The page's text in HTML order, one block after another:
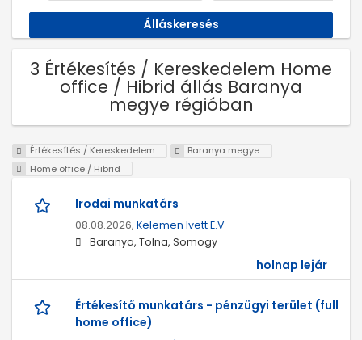
3 Értékesítés / Kereskedelem Home
office / Hibrid állás Baranya
megye régióban
Értékesítés / Kereskedelem
Baranya megye
Home office / Hibrid
Irodai munkatárs
08.08.2026, Kelemen Ivett E.V
Baranya, Tolna, Somogy
holnap lejár
Értékesítő munkatárs - pénzügyi terület (full
home office)